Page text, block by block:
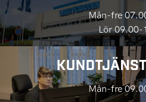
Mån-fre
Lör 09.00-
Mån-fre